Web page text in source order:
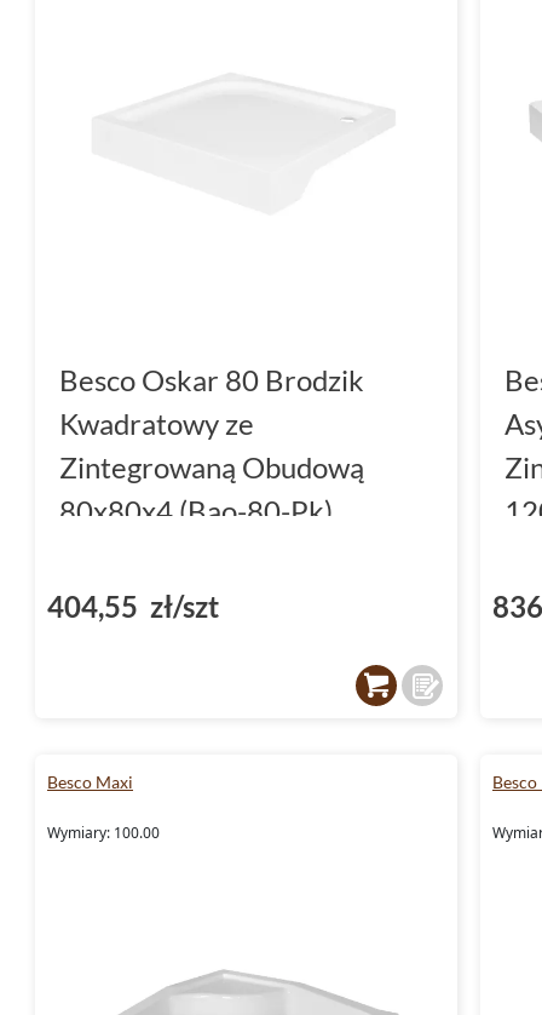
Besco Oskar 80 Brodzik
Kwadratowy ze
Zintegrowaną Obudową
80x80x4 (Bao-80-Pk)
404,55 zł/szt
Besco Maxi
Wymiary: 100.00